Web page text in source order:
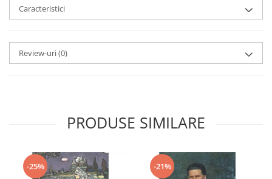
Caracteristici
Review-uri(0)
PRODUSE SIMILARE
-25% -21%